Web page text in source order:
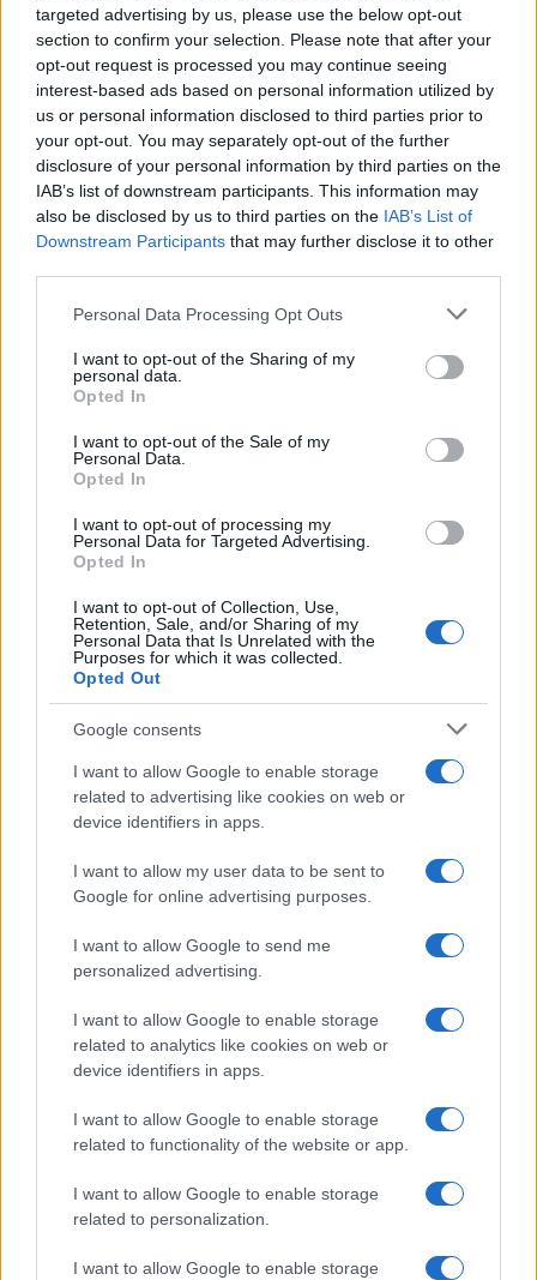
targeted advertising by us, please use the below opt-out
section to confirm your selection. Please note that after your
opt-out request is processed you may continue seeing
interest-based ads based on personal information utilized by
us or personal information disclosed to third parties prior to
your opt-out. You may separately opt-out of the further
disclosure of your personal information by third parties on the
IAB’s list of downstream participants. This information may
also be disclosed by us to third parties on the IAB’s List of
Downstream Participants that may further disclose it to other
Please note that this website/app uses one or more Google
not limited to your visit or usage behaviour. You may click to
grant or deny consent to Google and its third-party tags to
use your data for below specified purposes in below Google
consent section.
Personal Data Processing Opt Outs
I want to opt-out of the Sharing of my
personal data.
Opted In
I want to opt-out of the Sale of my
Personal Data.
Opted In
I want to opt-out of processing my
Personal Data for Targeted Advertising.
Opted In
I want to opt-out of Collection, Use,
Retention, Sale, and/or Sharing of my
Personal Data that Is Unrelated with the
Purposes for which it was collected.
Opted Out
Google consents
I want to allow Google to enable storage
related to advertising like cookies on web or
device identifiers in apps.
I want to allow my user data to be sent to
Google for online advertising purposes.
I want to allow Google to send me
personalized advertising.
I want to allow Google to enable storage
related to analytics like cookies on web or
device identifiers in apps.
I want to allow Google to enable storage
related to functionality of the website or app.
I want to allow Google to enable storage
related to personalization.
I want to allow Google to enable storage
felismerhető hihetetlen swing, blues és improvizációs
érzékéről, valamint a francia Guillaume Nouaux, aki egyike
Európa legismertebb swing és hot jazz dobosainak.
A magyarok közül színpadra lép Szalóky Béla, Korb Attila és
Gyárfás István mellett a Mojo Workings is. A magyar blues
beat-, country-, jug-, illetve a későbbi évtizedek
popdallamainak világát ötvözi, esetenként jazzes, sajátos
hangvétellel. Gyakran használnak Magyarországon még
hangszereket. Fellép még a swingkorszak népszerű
énekegyüttese, az Andrew Sisters hagyományaira
támaszkodó Vintage Dolls is. Az énekes csapat a
harmincas-negyvenes évek híres, többszólamú vokális dalait
Ittzés Tamás kiemelte: 21 óra után kedvezményes jeggyel
látogatható a Benkó Zoltán Szabadidőközpontban
megrendezett fesztivál, hogy azok se maradjanak ki, akik
csak néhány órára akarnak ?beleszagolni? a Jazzfőváros
levegőjébe. Ők akár hajnali 2 óráig is bulizhatnak az
örömzenéléseken. A főszervező elmondta, hogy augusztus
swingpartival kezdenek, az augusztus 3-ai, majd a 4-ei
jazz brunch zárja a fesztivált.
Az érdeklődők idén is láthatnak veteránautókat, és ezúttal
is megrendezik a Jazzfőváros futást. A jelképes táv
teljesítéséért fesztiválbelépő jár az augusztus 4-ei napra,
amellyel a strand és a csúszda ingyenesen használható. Az